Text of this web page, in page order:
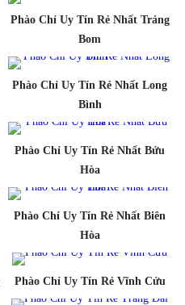
Phào Chỉ Uy Tín Rẻ Nhất Trảng
Bom
Phào Chỉ Uy Tín Rẻ Nhất Long
Bình
Phào Chỉ Uy Tín Rẻ Nhất Bửu
Hòa
Phào Chỉ Uy Tín Rẻ Nhất Biên
Hòa
Phào Chỉ Uy Tín Rẻ Vĩnh Cửu